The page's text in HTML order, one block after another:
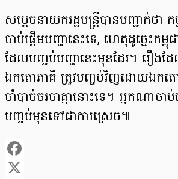
សម្តេចនាយករដ្ឋមន្រ្តី​បាន​បញ្ជាក់​ថា
ចាប់ផ្ដើមបញ្ហានេះទេ, ហេតុដូច្នេះកម្ពុ
ដែលបញ្ចប់បញ្ហានេះមុនដែរ។ រឿង
ឯកតោភាគី ត្រូវបញ្ចប់វិញដោយឯកត
ចាំបាច់ចរចាគ្នានោះទេ។ អ្នកណាចាប់
បញ្ចប់មុនទៅជាការស្រេច៕
Facebook